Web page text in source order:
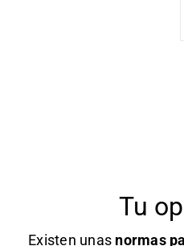
Tu
Existen unas normas